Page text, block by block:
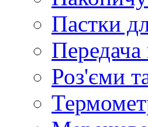
Пастки
Передача
Роз'єми